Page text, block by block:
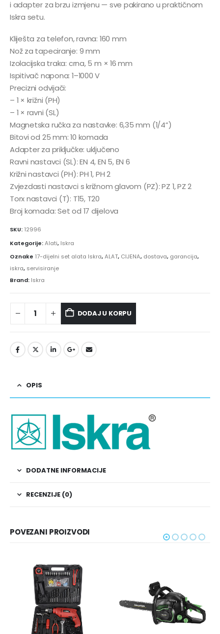
i adapter za brzu izmjenu — sve pakirano u praktičnom
Iskra setu.
Kliješta za telefon, ravna: 160 mm
Nož za tapeciranje: 9 mm
Izolacijska traka: crna, 5 m × 16 mm
Ispitivač napona: 1–1000 V
Precizni odvijači:
– 1 × križni (PH)
– 1 × ravni (SL)
Magnetska ručka za nastavke: 6,35 mm (1/4”)
Bitovi od 25 mm: 10 komada
Adapter za priključke: uključeno
Ravni nastavci (SL): EN 4, EN 5, EN 6
Križni nastavci (PH): PH 1, PH 2
Zvjezdasti nastavci s križnom glavom (PZ): PZ 1, PZ 2
Torx nastavci (T): T15, T20
Broj komada: Set od 17 dijelova
SKU: 12996
Kategorije:Alati, Iskra
Oznake 17-dijelni set alata Iskra,ALAT, CIJENA, dostava, garancija,
iskra, servisiranje
Brand: Iskra
DODAJ U KORPU
OPIS
DODATNE INFORMACIJE
RECENZIJE (0)
POVEZANI PROIZVODI